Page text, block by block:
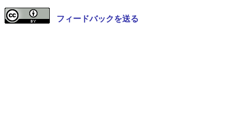
フィードバックを送る